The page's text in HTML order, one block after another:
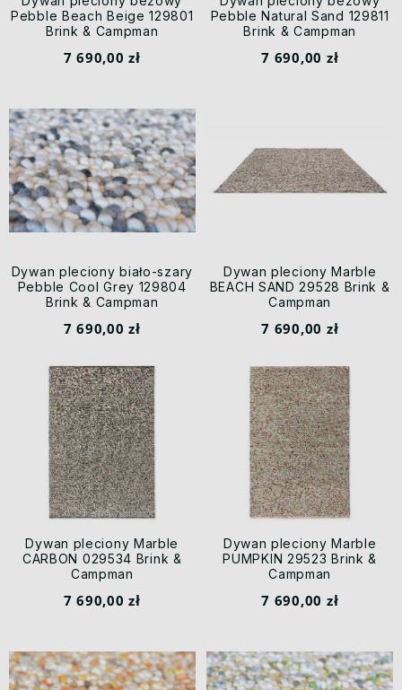
Pebble Beach Beige 129801
Brink & Campman
7 690,00 zł
Pebble Natural Sand 129811
Brink & Campman
7 690,00 zł
Dywan pleciony biało-szary
Pebble Cool Grey 129804
Brink & Campman
7 690,00 zł
Dywan pleciony Marble
BEACH SAND 29528 Brink &
Campman
7 690,00 zł
Dywan pleciony Marble
CARBON 029534 Brink &
Campman
7 690,00 zł
Dywan pleciony Marble
PUMPKIN 29523 Brink &
Campman
7 690,00 zł